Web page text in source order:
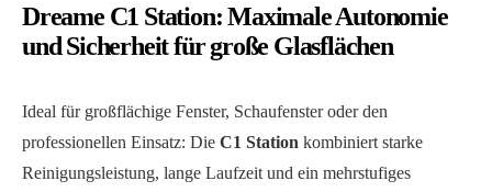
Dreame C1 Station: Maximale Autonomie
und Sicherheit für große Glasflächen
Ideal für großflächige Fenster, Schaufenster oder den
professionellen Einsatz: Die C1 Station kombiniert starke
Reinigungsleistung, lange Laufzeit und ein mehrstufiges